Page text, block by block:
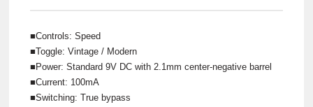
■Controls: Speed
■Toggle: Vintage / Modern
■Power: Standard 9V DC with 2.1mm center-negative barrel
■Current: 100mA
■Switching: True bypass